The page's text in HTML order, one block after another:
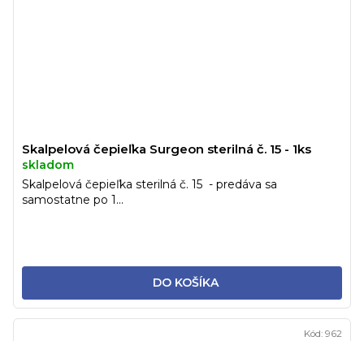
Skalpelová čepieľka Surgeon sterilná č. 15 - 1ks
skladom
DO KOŠÍKA
Skalpelová čepieľka sterilná č. 15 - predáva sa
samostatne po 1...
Kód: 962